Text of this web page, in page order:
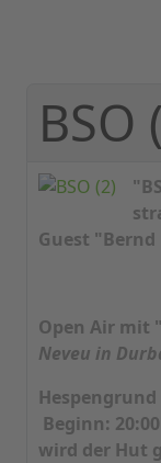
BSO
Guest
Open Air mit
Neveu in
Beginn:
wird der Hut